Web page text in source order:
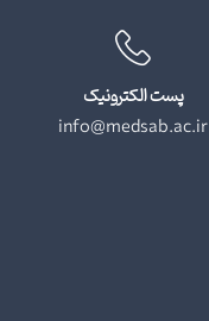
پست الکترونیک
info@medsab.ac.ir